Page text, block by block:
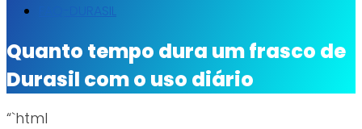
FAQ-DURASIL
Quanto tempo dura um frasco de
Durasil com o uso diário
“`html